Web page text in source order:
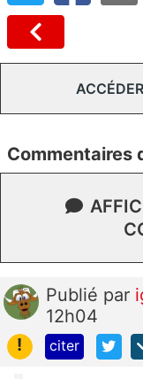
Commentaires
Publié par
12h04
!
citer